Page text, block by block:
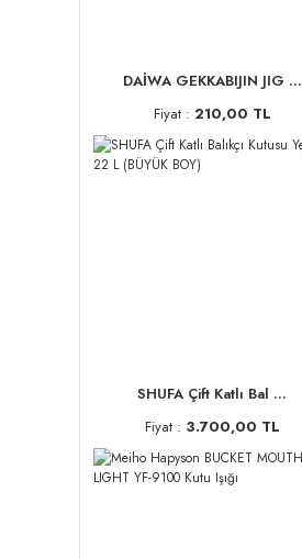
DAİWA GEKKABIJIN JIG ...
Fiyat : 210,00 TL
SHUFA Çift Katlı Bal ...
Fiyat : 3.700,00 TL